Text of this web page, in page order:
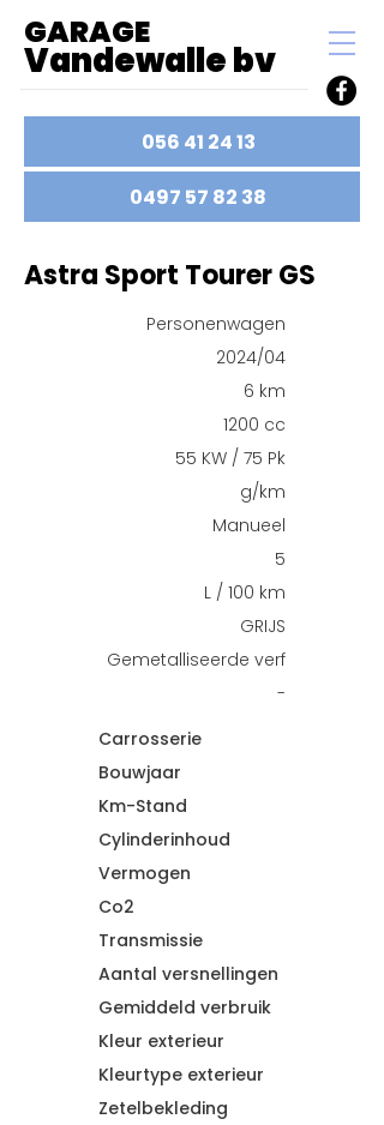
GARAGE
Vandewalle bv
056 41 24 13
0497 57 82 38
Astra Sport Tourer GS
Personenwagen
2024/04
6 km
1200 cc
55 KW / 75 Pk
g/km
Manueel
5
L / 100 km
GRIJS
Gemetalliseerde verf
-
Carrosserie
Bouwjaar
Km-Stand
Cylinderinhoud
Vermogen
Co2
Transmissie
Aantal versnellingen
Gemiddeld verbruik
Kleur exterieur
Kleurtype exterieur
Zetelbekleding